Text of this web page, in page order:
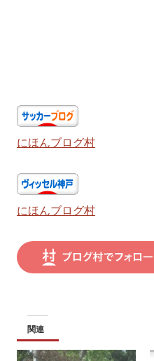
にほんブログ村
にほんブログ村
関連